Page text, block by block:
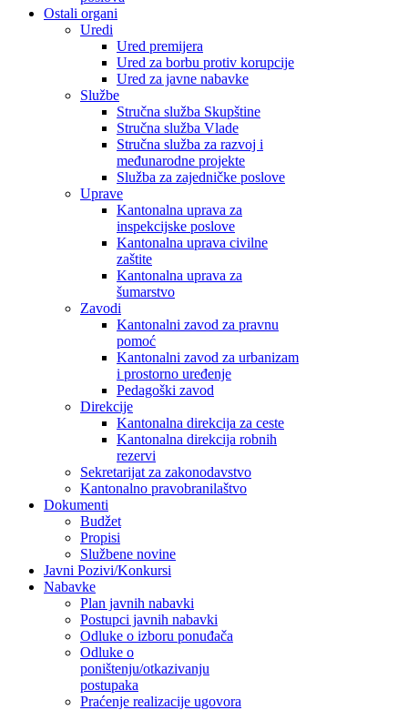
Ostali organi
Uredi
Ured premijera
Ured za borbu protiv korupcije
Ured za javne nabavke
Službe
Stručna služba Skupštine
Stručna služba Vlade
Stručna služba za razvoj i
međunarodne projekte
Služba za zajedničke poslove
Uprave
Kantonalna uprava za
inspekcijske poslove
Kantonalna uprava civilne
zaštite
Kantonalna uprava za
šumarstvo
Zavodi
Kantonalni zavod za pravnu
pomoć
Kantonalni zavod za urbanizam
i prostorno uređenje
Pedagoški zavod
Direkcije
Kantonalna direkcija za ceste
Kantonalna direkcija robnih
rezervi
Sekretarijat za zakonodavstvo
Kantonalno pravobranilaštvo
Dokumenti
Budžet
Propisi
Službene novine
Javni Pozivi/Konkursi
Nabavke
Plan javnih nabavki
Postupci javnih nabavki
Odluke o izboru ponuđača
Odluke o
poništenju/otkazivanju
postupaka
Praćenje realizacije ugovora